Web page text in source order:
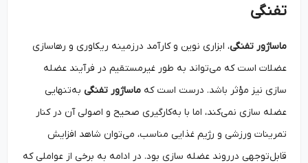
تفنگی
ماساژور تفنگی، ابزاری نوین و کارآمد درزمینه ریکاوری و رهاسازی
عضلات است که می‌تواند به طور غیرمستقیم در فرآیند عضله
سازی نیز مؤثر باشد. درست است کهماساژور تفنگیبه‌تنهایی
عضله سازی نمی‌کند، اما با به‌کارگیری صحیح و اصولی آن در کنار
تمرینات ورزشی و رژیم غذایی مناسب، می‌توان شاهد افزایش
قابل‌توجهی درروند عضله سازی بود. در ادامه به برخی از عواملی که